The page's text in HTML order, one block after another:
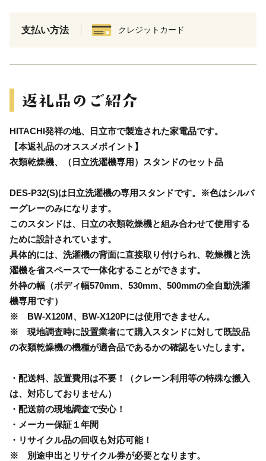
支払い方法 クレジットカード
HITACHI発祥の地、日立市で製造された家電品です。
【本返礼品のオススメポイント】
衣類乾燥機、（日立洗濯機専用）スタンドのセット品
DES-P32(S)は日立洗濯機の専用スタンドです。※色はシルバ
ーグレーのみになります。
このスタンドは、日立の衣類乾燥機と組み合わせて使用する
ために設計されています。
具体的には、洗濯機の背面に直接取り付けられ、乾燥機と洗
濯機を省スペースで一体化することができます。
外枠の幅（ボディ幅570mm、530mm、500mmの全自動洗濯
機専用です）
※ BW-X120M、BW-X120Pには使用できません。
※ 現地調査時に設置業者にて購入スタンドに対して既設品
の衣類乾燥機の機種が適合品であるかの確認をいたします。
・配送料、設置費用は不要！（クレーン利用等の特殊な搬入
は、対応しておりません）
・配送前の現地調査で安心！
・メーカー保証１年間
・リサイクル品の回収も対応可能！
※ 別途申出とリサイクル券が必要となります。